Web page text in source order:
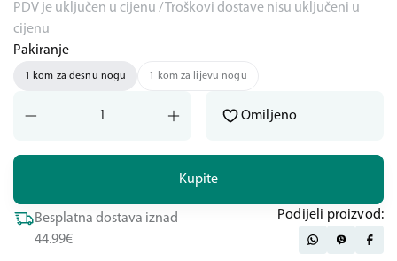
PDV je uključen u cijenu / Troškovi dostave nisu uključeni u
cijenu
Pakiranje
1 kom za desnu nogu 1 kom za lijevu nogu
Kupite
Omiljeno
Besplatna dostava iznad
44.99€
Podijeli proizvod: